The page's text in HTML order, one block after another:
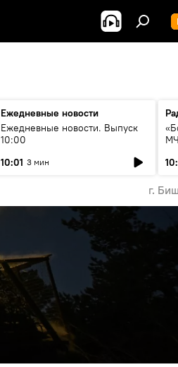
Ежедневные новости
Ежедневные новости. Выпуск
10:00
10:01 3 мин
г.